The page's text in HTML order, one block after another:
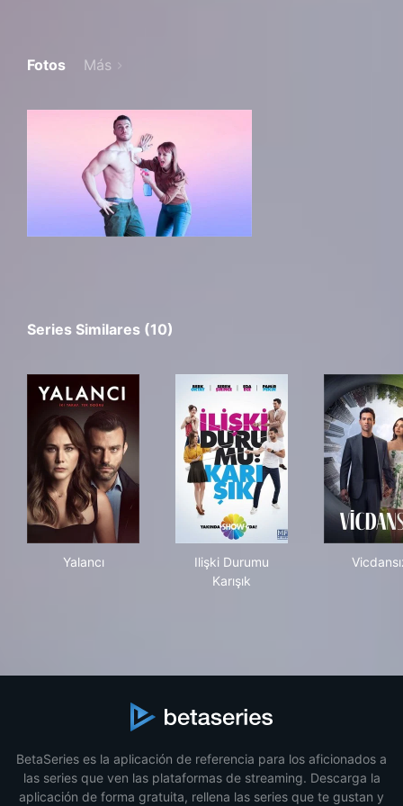
Fotos Más
Series Similares (10)
Yalancı
Ilişki Durumu
Karışık
BetaSeries es la aplicación de referencia para los aficionados a
las series que ven las plataformas de streaming. Descarga la
aplicación de forma gratuita, rellena las series que te gustan y